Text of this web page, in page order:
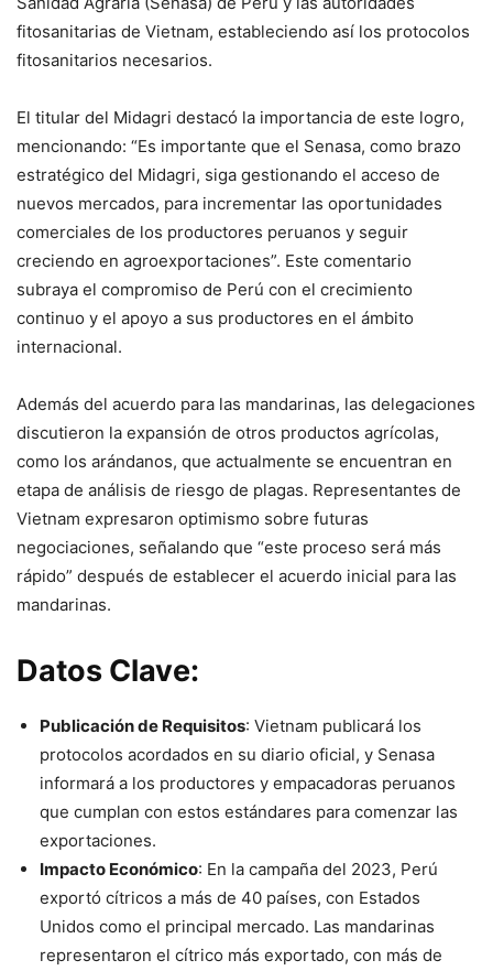
fitosanitarias de Vietnam, estableciendo así los protocolos
fitosanitarios necesarios.
El titular del Midagri destacó la importancia de este logro,
mencionando: “Es importante que el Senasa, como brazo
estratégico del Midagri, siga gestionando el acceso de
nuevos mercados, para incrementar las oportunidades
comerciales de los productores peruanos y seguir
creciendo en agroexportaciones”. Este comentario
subraya el compromiso de Perú con el crecimiento
continuo y el apoyo a sus productores en el ámbito
internacional.
Además del acuerdo para las mandarinas, las delegaciones
discutieron la expansión de otros productos agrícolas,
como los arándanos, que actualmente se encuentran en
etapa de análisis de riesgo de plagas. Representantes de
Vietnam expresaron optimismo sobre futuras
negociaciones, señalando que “este proceso será más
rápido” después de establecer el acuerdo inicial para las
mandarinas.
Datos Clave:
Publicación de Requisitos: Vietnam publicará los
protocolos acordados en su diario oficial, y Senasa
informará a los productores y empacadoras peruanos
que cumplan con estos estándares para comenzar las
exportaciones.
Impacto Económico: En la campaña del 2023, Perú
exportó cítricos a más de 40 países, con Estados
Unidos como el principal mercado. Las mandarinas
representaron el cítrico más exportado, con más de